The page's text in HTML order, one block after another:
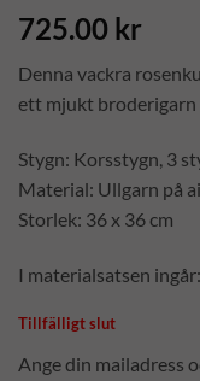
725.00 kr
Denna vackra
ett mjukt broderigarn
Stygn: Korsstygn, 3
Material: Ullgarn på
Storlek: 36 x 36 cm
I materialsatsen
Tillfälligt slut
Ange din mailadress